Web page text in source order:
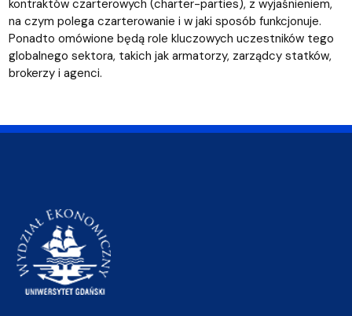
kontraktów czarterowych (charter-parties), z wyjaśnieniem,
na czym polega czarterowanie i w jaki sposób funkcjonuje.
Ponadto omówione będą role kluczowych uczestników tego
globalnego sektora, takich jak armatorzy, zarządcy statków,
brokerzy i agenci.